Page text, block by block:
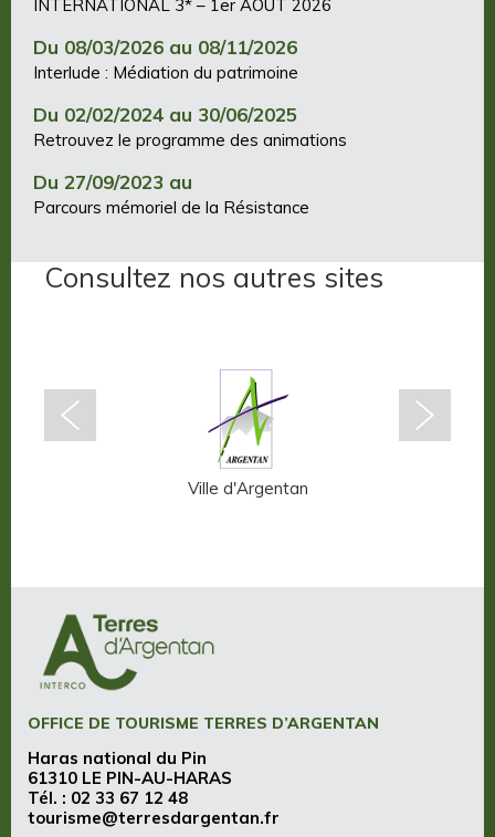
INTERNATIONAL 3* – 1er AOÛT 2026
Du 08/03/2026 au 08/11/2026
Interlude : Médiation du patrimoine
Du 02/02/2024 au 30/06/2025
Retrouvez le programme des animations
Du 27/09/2023 au
Parcours mémoriel de la Résistance
Consultez nos autres sites
Ville d'Argentan
OFFICE DE TOURISME TERRES D’ARGENTAN
Haras national du Pin
61310 LE PIN-AU-HARAS
Tél. : 02 33 67 12 48
tourisme@terresdargentan.fr